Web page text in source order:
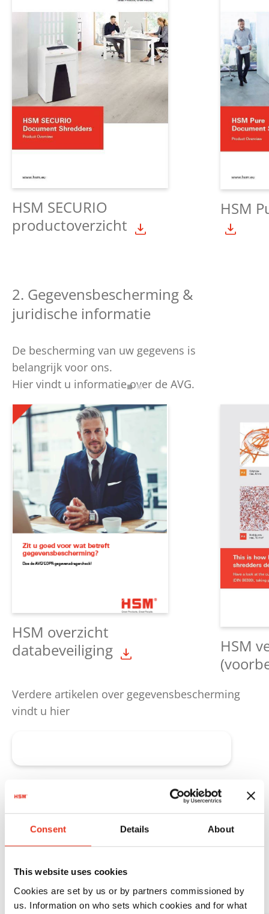
Consent Details About
This website uses cookies
Cookies are set by us or by partners commissioned by
us. Information on who sets which cookies and for what
HSM SECURIO
productoverzicht
HSM
2. Gegevensbescherming &
juridische informatie
De bescherming van uw gegevens is
belangrijk voor ons.
Hier vindt u informatie over de AVG.
HSM overzicht
databeveiliging
HSM
Verdere artikelen over gegevensbescherming
vindt u hier
3. HSM ProfiPack
De belangrijkste documenten voor advies,
verkoop en toepassing van HSM ProfiPack